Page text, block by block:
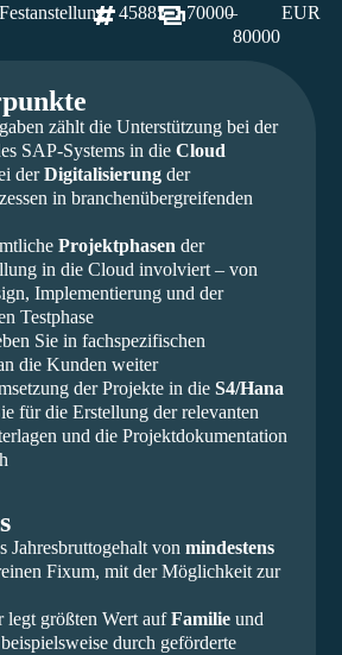
Festanstellung 45885 70000–
80000
EUR
zählt die Unterstützung bei der
SAP-Systems in die Cloud
derDigitalisierung der
in branchenübergreifenden
Projektphasen der
in die Cloud involviert – von
Implementierung und der
Testphase
Sie in fachspezifischen
die Kunden weiter
der Projekte in die S4/Hana
für die Erstellung der relevanten
und die Projektdokumentation
Jahresbruttogehalt von mindestens
Fixum, mit der Möglichkeit zur
legt größten Wert aufFamilie und
durch geförderte